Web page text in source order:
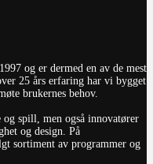
og er dermed en av de mest
25 års erfaring har vi bygget
brukernes behov.
spill, men også innovatører
og design. På
sortiment av programmer og